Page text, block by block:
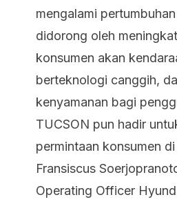
mengalami
didorong oleh
konsumen akan
berteknologi canggih,
kenyamanan bagi
TUCSON pun hadir
permintaan konsumen
Fransiscus
Operating Officer